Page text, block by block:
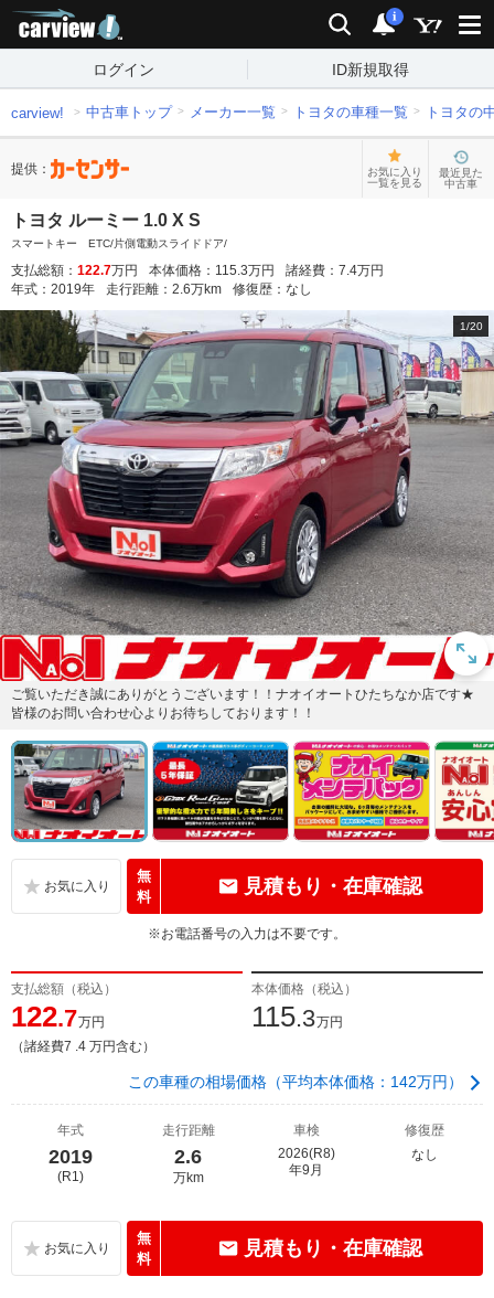
検索 通知
i
ログイン ID新規取得
carview! 中古車トップ メーカー一覧 トヨタの車種一覧 トヨタの
提供：
お気に入り
一覧を見る
最近見た
中古車
トヨタ ルーミー 1.0 X S
スマートキー ETC/片側電動スライドドア/
支払総額： 122.7万円 本体価格： 115.3万円 諸経費： 7.4万円
年式： 2019年 走行距離： 2.6万km 修復歴： なし
1/20
ご覧いただき誠にありがとうございます！！ナオイオートひたちなか店です★
皆様のお問い合わせ心よりお待ちしております！！
無
料
見積もり・在庫確認
※お電話番号の入力は不要です。
支払総額（税込）
122.7万円
（諸経費7 .4 万円含む）
本体価格（税込）
115.3万円
この車種の相場価格（平均本体価格：142万円）
年式
2019
(R1)
走行距離
2.6
万km
車検
2026(R8)
年9月
修復歴
なし
無
料
見積もり・在庫確認